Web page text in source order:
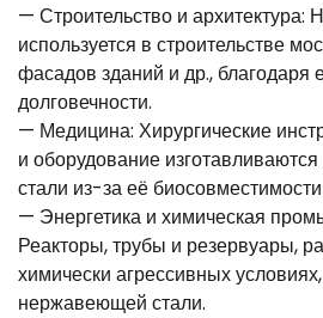
— Строительство и
используется в строительстве
фасадов зданий и др., благодаря
долговечности.
— Медицина: Хирургические
и оборудование
стали из-за её
— Энергетика и химическая
Реакторы, трубы и резервуары,
химически агрессивных
нержавеющей стали.